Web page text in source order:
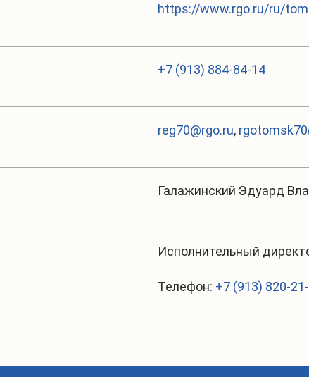
https://www.rgo.ru/ru/
+7 (913) 884-84-14
reg70@rgo.ru,
Галажинский Эдуард
Исполнительный
Телефон: +7 (913) 820-